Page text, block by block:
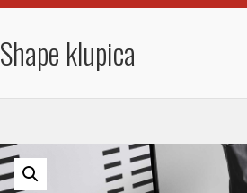
Shape klupica